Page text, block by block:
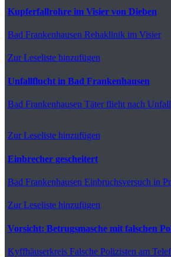
Kupferfallrohre im Visier von Dieben
Bad Frankenhausen Rehaklinik im Visier
Zur Leseliste hinzufügen
Unfallflucht in Bad Frankenhausen
Bad Frankenhausen Täter flieht nach Unfall
Zur Leseliste hinzufügen
Einbrecher gescheitert
Bad Frankenhausen Einbruchsversuch in
Zur Leseliste hinzufügen
Vorsicht: Betrugsmasche mit falschen
Kyffhäuserkreis Falsche Polizisten am